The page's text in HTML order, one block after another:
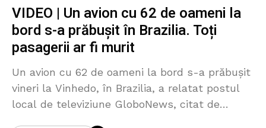
VIDEO | Un avion cu 62 de oameni la
bord s-a prăbușit în Brazilia. Toți
pasagerii ar fi murit
Un avion cu 62 de oameni la bord s-a prăbuşit
vineri la Vinhedo, în Brazilia, a relatat postul
local de televiziune GloboNews, citat de